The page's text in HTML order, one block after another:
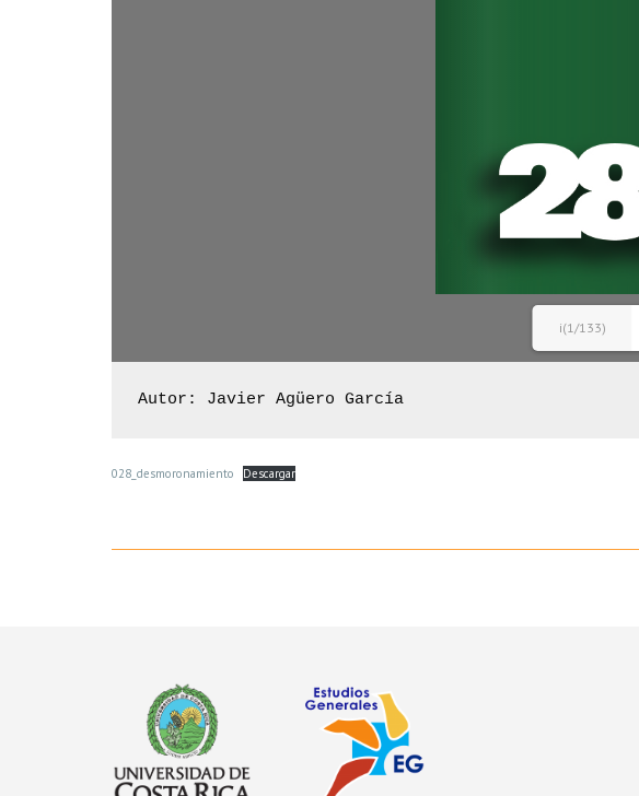
i(1/133)
Autor: Javier Agüero García
028_desmoronamiento Descargar